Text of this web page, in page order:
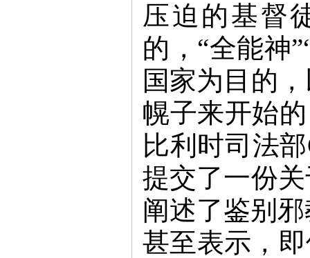
压迫的基督
的，“全能神
国家为目的
幌子来开始
比利时司法
提交了一份
阐述了鉴别
甚至表示，